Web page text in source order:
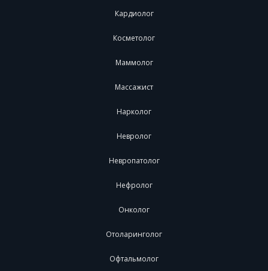
Кардиолог
Косметолог
Маммолог
Массажист
Нарколог
Невролог
Невропатолог
Нефролог
Онколог
Отоларинголог
Офтальмолог